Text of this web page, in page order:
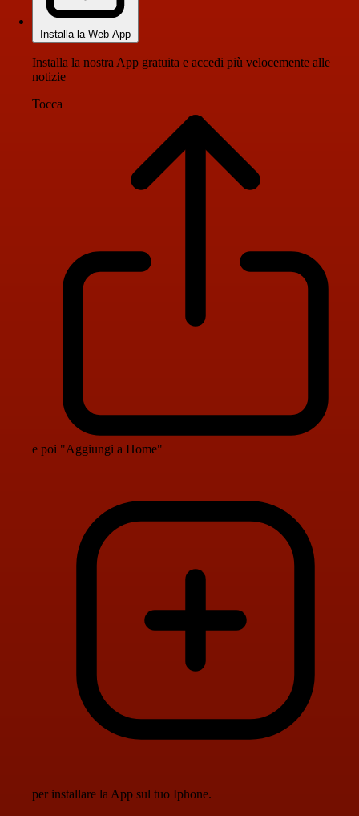
Installa la Web App
Installa la nostra App gratuita e accedi più velocemente alle
notizie
Tocca
e poi "Aggiungi a Home"
per installare la App sul tuo Iphone.